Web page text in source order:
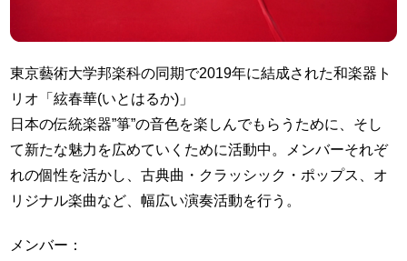
東京藝術大学邦楽科の同期で2019年に結成された和楽器ト
リオ「絃春華(いとはるか)」
日本の伝統楽器”箏”の音色を楽しんでもらうために、そし
て新たな魅力を広めていくために活動中。メンバーそれぞ
れの個性を活かし、古典曲・クラッシック・ポップス、オ
リジナル楽曲など、幅広い演奏活動を行う。
メンバー：